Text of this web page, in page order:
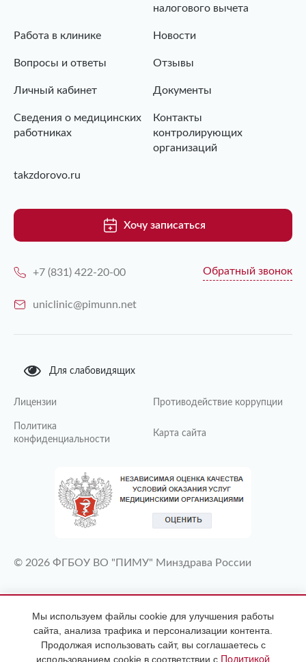
налогового вычета
Работа в клинике Новости
Вопросы и ответы Отзывы
Личный кабинет Документы
Сведения о медицинских
работниках
Контакты
контролирующих
организаций
takzdorovo.ru
Хочу записаться
+7 (831) 422-20-00 Обратный звонок
uniclinic@pimunn.net
Для слабовидящих
Лицензии Противодействие коррупции
Политика
конфиденциальности
Карта сайта
© 2026 ФГБОУ ВО "ПИМУ" Минздрава России
ИМЕЮТСЯ ПРОТИВОПОКАЗАНИЯ
НЕОБХОДИМА КОНСУЛЬТАЦИЯ
СПЕЦИАЛИСТА
Мы используем файлы cookie для улучшения работы
сайта, анализа трафика и персонализации контента.
Продолжая использовать сайт, вы соглашаетесь с
использованием cookie в соответствии с
Политикой